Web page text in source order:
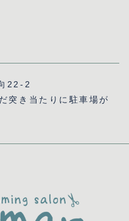
22-2
突き当たりに駐車場が